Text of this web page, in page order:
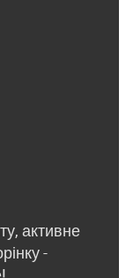
активне
-